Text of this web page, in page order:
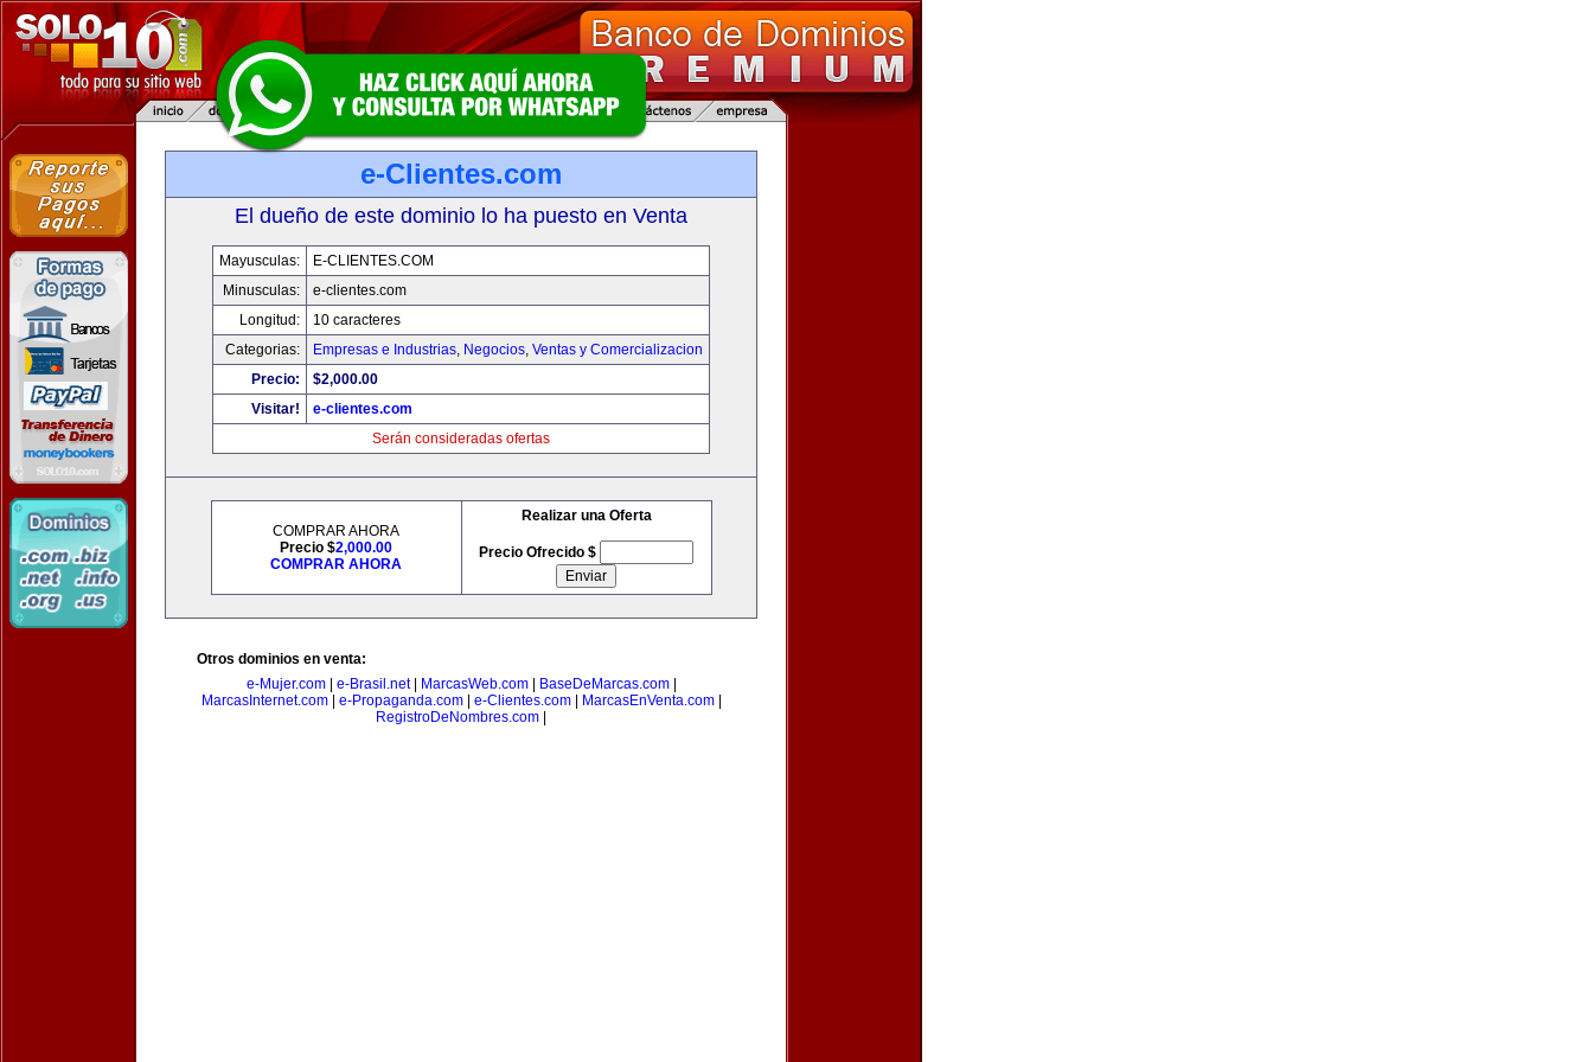
e-Clientes.com
El dueño de este dominio lo ha puesto en Venta
Mayusculas:
E-CLIENTES.COM
Minusculas:
e-clientes.com
Longitud:
10 caracteres
Categorias:
Empresas e Industrias, Negocios, Ventas y Comercializacion
Precio:
$2,000.00
Visitar!
e-clientes.com
Serán consideradas ofertas
COMPRAR AHORA
Precio $2,000.00
COMPRAR AHORA
Realizar una Oferta
Precio Ofrecido $
Otros dominios en venta:
e-Mujer.com| e-Brasil.net| MarcasWeb.com| BaseDeMarcas.com|
MarcasInternet.com| e-Propaganda.com| e-Clientes.com| MarcasEnVenta.com|
RegistroDeNombres.com